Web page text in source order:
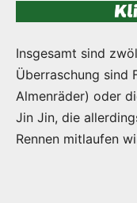
Insgesamt sind
Überraschung sind
Almenräder) oder
Jin Jin, die
Rennen mitlaufen